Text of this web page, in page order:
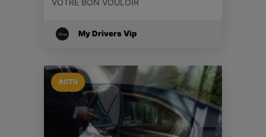
My Drivers Vip
ACTU